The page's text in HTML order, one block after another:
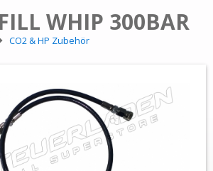
WHIP 300BAR
CO2 & HP Zubehör